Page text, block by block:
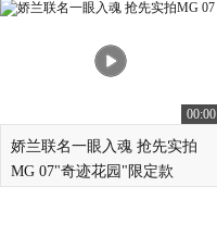
00:00
娇兰联名一眼入魂 抢先实拍
MG 07"奇迹花园"限定款